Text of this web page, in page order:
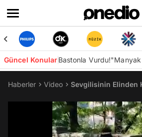
Güncel KonularBastonla Vurdu!"Manyak
Haberler Video Sevgilisinin Elinden